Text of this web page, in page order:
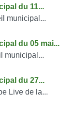
du 11...
municipal...
du 05 mai...
municipal...
du 27...
Live de la...